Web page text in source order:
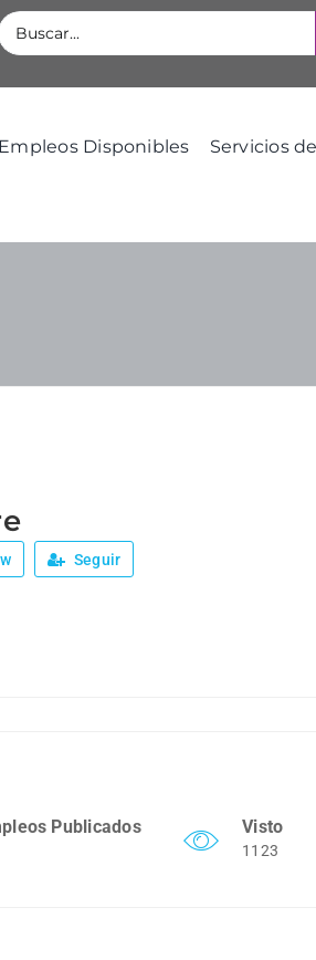
Empleos Disponibles Servicios
Seguir
Publicados Visto
1123